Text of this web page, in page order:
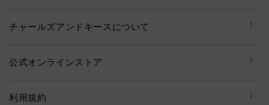
チャールズアンドキースについて
公式オンラインストア
利用規約